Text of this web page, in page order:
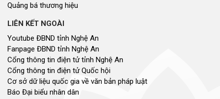
Quảng bá thương hiệu
LIÊN KẾT NGOÀI
Youtube ĐBND tỉnh Nghệ An
Fanpage ĐBND tỉnh Nghệ An
Cổng thông tin điện tử tỉnh Nghệ An
Cổng thông tin điện tử Quốc hội
Cơ sở dữ liệu quốc gia về văn bản pháp luật
Báo Đại biểu nhân dân